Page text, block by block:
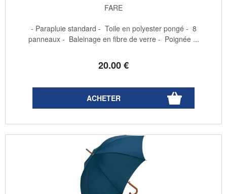
FARE
20.00€
- Parapluie standard - Toile en polyester pongé - 8
panneaux - Baleinage en fibre de verre - Poignée ...